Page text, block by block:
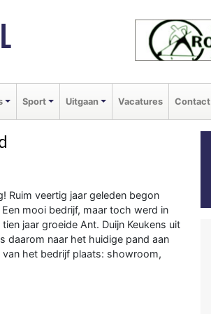
Sport Uitgaan Vacatures Contact
Ruim veertig jaar geleden begon
mooi bedrijf, maar toch werd in
jaar groeide Ant. Duijn Keukens uit
daarom naar het huidige pand aan
het bedrijf plaats: showroom,